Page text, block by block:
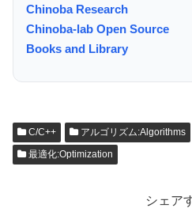
Chinoba Research
Chinoba-lab Open Source
Books and Library
C/C++ アルゴリズム:Algorithms
最適化:Optimization
シェア